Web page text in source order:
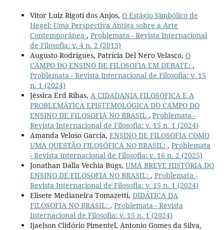
Vitor Luiz Rigoti dos Anjos, O Estágio Simbólico de
Hegel: Uma Perspectiva Antiga sobre a Arte
Contemporânea , Problemata - Revista Internacional
de Filosofia: v. 4 n. 2 (2013)
Augusto Rodrigues, Patrícia Del Nero Velasco, O
CAMPO DO ENSINO DE FILOSOFIA EM DEBATE: ,
Problemata - Revista Internacional de Filosofia: v. 15
n. 1 (2024)
Jéssica Erd Ribas, A CIDADANIA FILOSÓFICA E A
PROBLEMÁTICA EPISTEMOLÓGICA DO CAMPO DO
ENSINO DE FILOSOFIA NO BRASIL , Problemata -
Revista Internacional de Filosofia: v. 15 n. 1 (2024)
Amanda Veloso Garcia, ENSINO DE FILOSOFIA COMO
UMA QUESTÃO FILOSÓFICA NO BRASIL: , Problemata
- Revista Internacional de Filosofia: v. 16 n. 2 (2025)
Jonathan Dalla Vechia Bugs, UMA BREVE HISTÓRIA DO
ENSINO DE FILOSOFIA NO BRASIL: , Problemata -
Revista Internacional de Filosofia: v. 15 n. 1 (2024)
Elisete Medianeira Tomazetti, DIDÁTICA DA
FILOSOFIA NO BRASIL: , Problemata - Revista
Internacional de Filosofia: v. 15 n. 1 (2024)
Ijaelson Clidório Pimentel, Antonio Gomes da Silva,